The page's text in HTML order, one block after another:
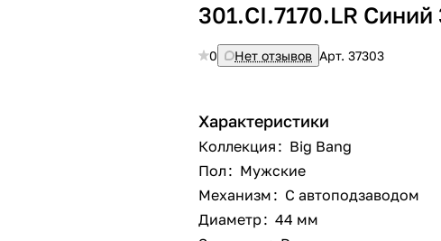
301.CI.7170.LR Синий
0 Нет отзывов Арт.37303
Характеристики
Коллекция : Big Bang
Пол : Мужские
Механизм : С автоподзаводом
Диаметр: 44 мм